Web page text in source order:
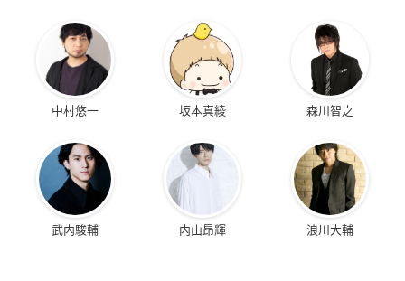
中村悠一 坂本真綾 森川智之
武内駿輔 内山昂輝 浪川大輔